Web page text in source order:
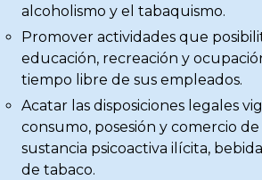
alcoholismo y el tabaquismo.
Promover actividades que
educación, recreación y
tiempo libre de sus empleados.
Acatar las disposiciones legales
consumo, posesión y comercio
sustancia psicoactiva ilícita,
de tabaco.